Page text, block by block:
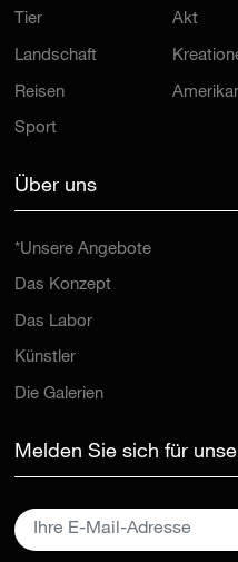
Tier
Landschaft
Reisen
Sport
Akt
Über uns
*Unsere Angebote
Das Konzept
Das Labor
Künstler
Die Galerien
Melden Sie sich für